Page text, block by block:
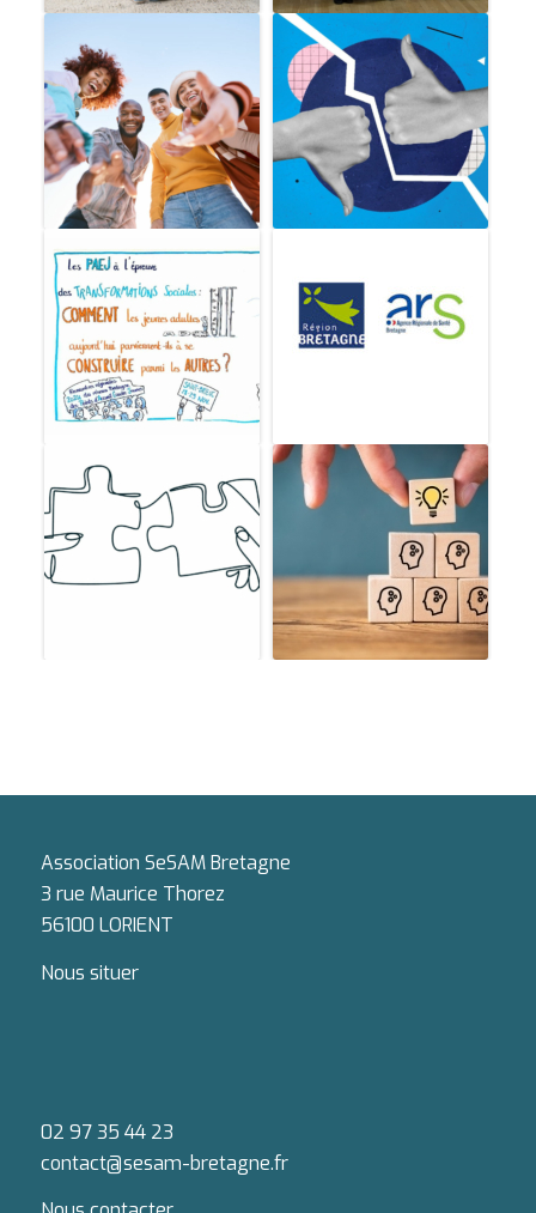
Association SeSAM Bretagne
3 rue Maurice Thorez
56100 LORIENT
Nous situer
02 97 35 44 23
contact@sesam-bretagne.fr